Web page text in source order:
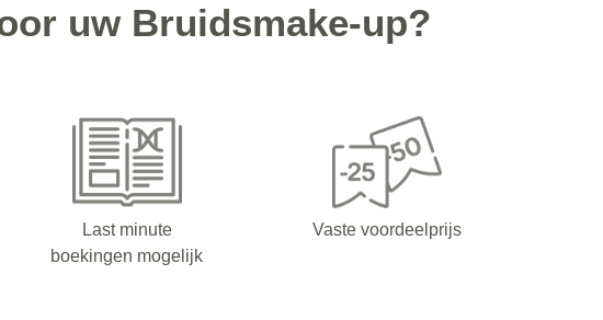
uw Bruidsmake-up?
Last minute
boekingen mogelijk
Vaste voordeelprijs